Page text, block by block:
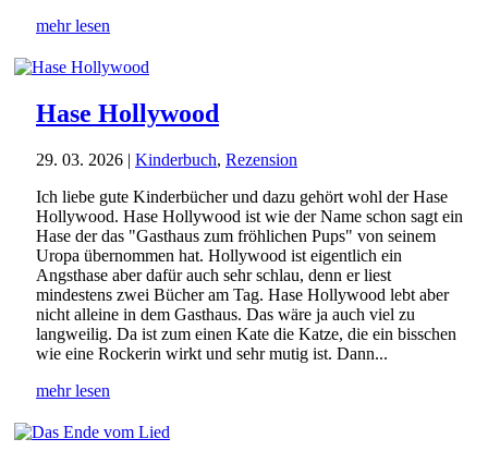
mehr lesen
Hase Hollywood
29. 03. 2026 | Kinderbuch, Rezension
Ich liebe gute Kinderbücher und dazu gehört wohl der Hase
Hollywood. Hase Hollywood ist wie der Name schon sagt ein
Hase der das "Gasthaus zum fröhlichen Pups" von seinem
Uropa übernommen hat. Hollywood ist eigentlich ein
Angsthase aber dafür auch sehr schlau, denn er liest
mindestens zwei Bücher am Tag. Hase Hollywood lebt aber
nicht alleine in dem Gasthaus. Das wäre ja auch viel zu
langweilig. Da ist zum einen Kate die Katze, die ein bisschen
wie eine Rockerin wirkt und sehr mutig ist. Dann...
mehr lesen